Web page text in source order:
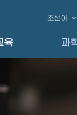
조선어
육 과